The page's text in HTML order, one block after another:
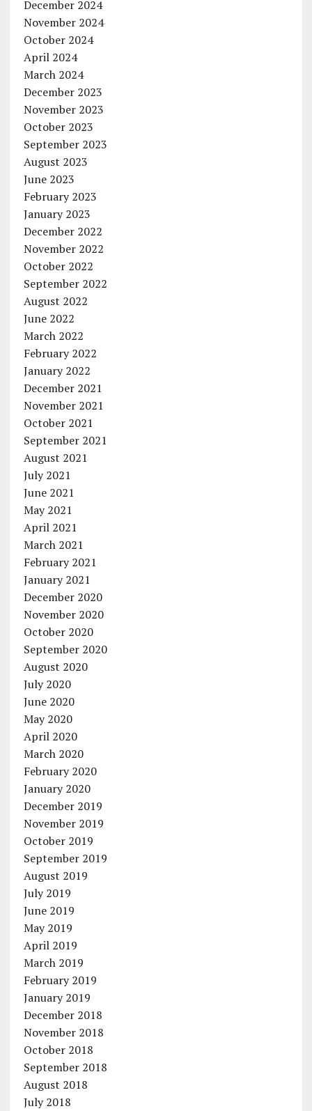
December 2024
November 2024
October 2024
April 2024
March 2024
December 2023
November 2023
October 2023
September 2023
August 2023
June 2023
February 2023
January 2023
December 2022
November 2022
October 2022
September 2022
August 2022
June 2022
March 2022
February 2022
January 2022
December 2021
November 2021
October 2021
September 2021
August 2021
July 2021
June 2021
May 2021
April 2021
March 2021
February 2021
January 2021
December 2020
November 2020
October 2020
September 2020
August 2020
July 2020
June 2020
May 2020
April 2020
March 2020
February 2020
January 2020
December 2019
November 2019
October 2019
September 2019
August 2019
July 2019
June 2019
May 2019
April 2019
March 2019
February 2019
January 2019
December 2018
November 2018
October 2018
September 2018
August 2018
July 2018